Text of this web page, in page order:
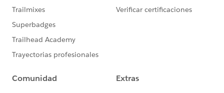
https://trailhead.salesforce.com/ja/trailblazerco
このグループ内での発言はForward Looking
http://investor.salesforce.com/about-
statements/default.aspx